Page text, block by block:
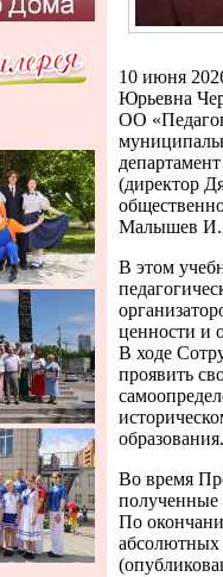
10 июня
Юрьевна
ОО
(директор
Малышев
В этом
ценности и
В ходе
проявить
образования.
Во время
полученные
По
абсолютных